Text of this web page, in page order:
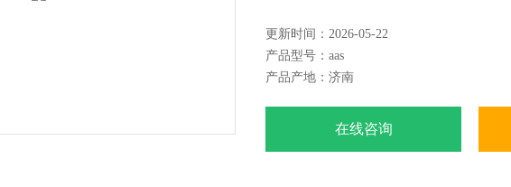
更新时间：2026-05-22
产品型号：aas
产品产地：济南
在线咨询